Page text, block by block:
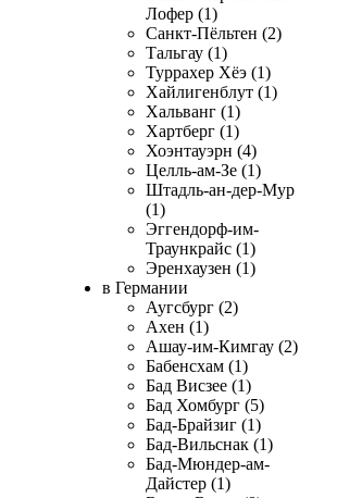
Лофер (1)
Санкт-Пёльтен (2)
Тальгау (1)
Туррахер Хёэ (1)
Хайлигенблут (1)
Хальванг (1)
Хартберг (1)
Хоэнтауэрн (4)
Целль-ам-Зе (1)
Штадль-ан-дер-Мур
(1)
Эггендорф-им-
Траункрайс (1)
Эренхаузен (1)
в Германии
Аугсбург (2)
Ахен (1)
Ашау-им-Кимгау (2)
Бабенсхам (1)
Бад Висзее (1)
Бад Хомбург (5)
Бад-Брайзиг (1)
Бад-Вильснак (1)
Бад-Мюндер-ам-
Дайстер (1)